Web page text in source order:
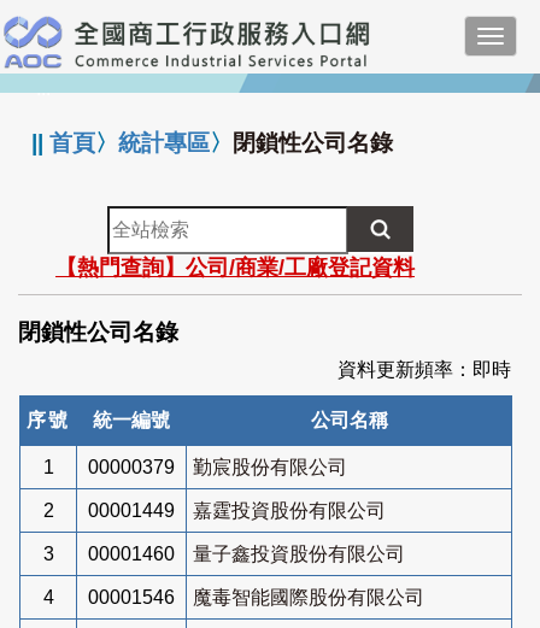
跳
到
主
要
:::
||首頁〉統計專區〉 閉鎖性公司名錄
全
站
檢
索
【熱門查詢】公司/商業/工廠登記資料
閉鎖性公司名錄
資料更新頻率：即時
序號 統一編號 公司名稱
1 00000379 勤宸股份有限公司
2 00001449 嘉霆投資股份有限公司
3 00001460 量子鑫投資股份有限公司
4 00001546 魔毒智能國際股份有限公司